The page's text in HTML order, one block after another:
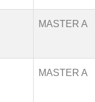
MASTER A
MASTER A